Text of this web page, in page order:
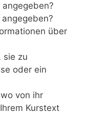
über
sie zu
oder ein
von ihr
Kurstext